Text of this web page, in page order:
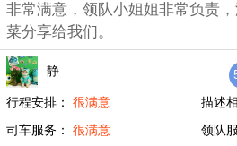
非常满意，领队小姐姐非常负责
菜分享给我们。
静
行程安排：很满意 描述
司车服务：很满意 领队